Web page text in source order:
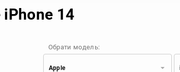
14
Обрати модель:
Apple